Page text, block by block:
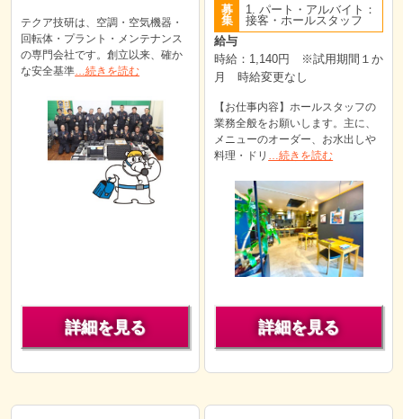
テクア技研は、空調・空気機器・
回転体・プラント・メンテナンス
の専門会社です。創立以来、確か
な安全基準 …続きを読む
詳細を見る
募
集
1. パート・アルバイト：
接客・ホールスタッフ
給与
時給：1,140円 ※試用期間１か
月 時給変更なし
【お仕事内容】ホールスタッフの
業務全般をお願いします。主に、
メニューのオーダー、お水出しや
料理・ドリ
…続きを読む
詳細を見る